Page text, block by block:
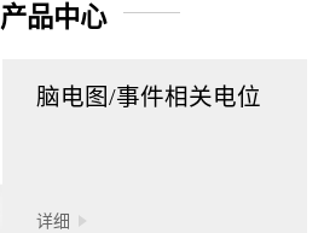
产品中心
脑电图/事件相关电位
详细